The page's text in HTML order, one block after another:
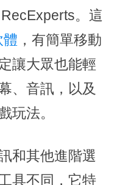
。這
體 ，有簡單移動
讓大眾也能輕
、音訊，以及
玩法。
和其他進階選
具不同，它特